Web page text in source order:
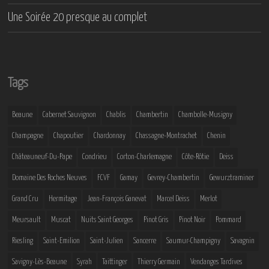
Une Soirée 20 presque au complet
Tags
Beaune Cabernet Sauvignon Chablis Chambertin Chambolle-Musigny
Champagne Chapoutier Chardonnay Chassagne-Montrachet Chenin
Châteauneuf-Du-Pape Condrieu Corton-Charlemagne Côte-Rôtie Deiss
Domaine Des Roches Neuves FCVF Gamay Gevrey-Chambertin Gewurztraminer
Grand Cru Hermitage Jean-François Ganevat Marcel Deiss Merlot
Meursault Muscat Nuits Saint Georges Pinot Gris Pinot Noir Pommard
Riesling Saint-Emilion Saint-Julien Sancerre Saumur-Champigny Savagnin
Savigny-Lès-Beaune Syrah Taittinger Thierry Germain Vendanges Tardives